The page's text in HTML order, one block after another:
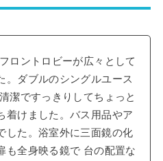
ロントロビーが広々として
。ダブルのシングルユース
潔ですっきりしてちょっと
着けました。バス用品やア
した。浴室外に三面鏡の化
も全身映る鏡で 台の配置な